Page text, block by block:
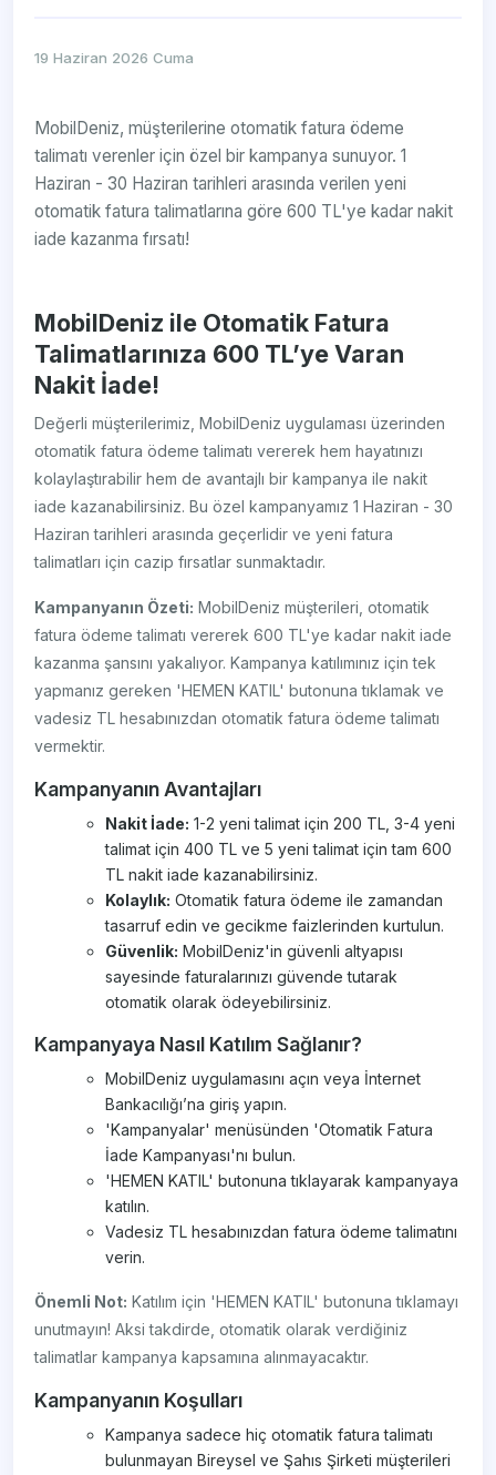
19 Haziran 2026 Cuma
MobilDeniz, müşterilerine otomatik fatura ödeme
talimatı verenler için özel bir kampanya sunuyor. 1
Haziran - 30 Haziran tarihleri arasında verilen yeni
otomatik fatura talimatlarına göre 600 TL'ye kadar nakit
iade kazanma fırsatı!
MobilDeniz ile Otomatik Fatura
Talimatlarınıza 600 TL’ye Varan
Nakit İade!
Değerli müşterilerimiz, MobilDeniz uygulaması üzerinden
otomatik fatura ödeme talimatı vererek hem hayatınızı
kolaylaştırabilir hem de avantajlı bir kampanya ile nakit
iade kazanabilirsiniz. Bu özel kampanyamız 1 Haziran - 30
Haziran tarihleri arasında geçerlidir ve yeni fatura
talimatları için cazip fırsatlar sunmaktadır.
Kampanyanın Özeti: MobilDeniz müşterileri, otomatik
fatura ödeme talimatı vererek 600 TL'ye kadar nakit iade
kazanma şansını yakalıyor. Kampanya katılımınız için tek
yapmanız gereken 'HEMEN KATIL' butonuna tıklamak ve
vadesiz TL hesabınızdan otomatik fatura ödeme talimatı
vermektir.
Kampanyanın Avantajları
Nakit İade: 1-2 yeni talimat için 200 TL, 3-4 yeni
talimat için 400 TL ve 5 yeni talimat için tam 600
TL nakit iade kazanabilirsiniz.
Kolaylık: Otomatik fatura ödeme ile zamandan
tasarruf edin ve gecikme faizlerinden kurtulun.
Güvenlik: MobilDeniz'in güvenli altyapısı
sayesinde faturalarınızı güvende tutarak
otomatik olarak ödeyebilirsiniz.
Kampanyaya Nasıl Katılım Sağlanır?
MobilDeniz uygulamasını açın veya İnternet
Bankacılığı’na giriş yapın.
'Kampanyalar' menüsünden 'Otomatik Fatura
İade Kampanyası'nı bulun.
'HEMEN KATIL' butonuna tıklayarak kampanyaya
katılın.
Vadesiz TL hesabınızdan fatura ödeme talimatını
verin.
Önemli Not: Katılım için 'HEMEN KATIL' butonuna tıklamayı
unutmayın! Aksi takdirde, otomatik olarak verdiğiniz
talimatlar kampanya kapsamına alınmayacaktır.
Kampanyanın Koşulları
Kampanya sadece hiç otomatik fatura talimatı
bulunmayan Bireysel ve Şahıs Şirketi müşterileri